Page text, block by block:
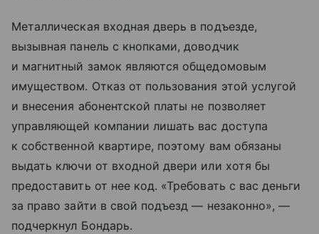
Металлическая входная дверь в подъезде,
вызывная панель с кнопками, доводчик
и магнитный замок являются общедомовым
имуществом. Отказ от пользования этой услугой
и внесения абонентской платы не позволяет
управляющей компании лишать вас доступа
к собственной квартире, поэтому вам обязаны
выдать ключи от входной двери или хотя бы
предоставить от нее код. «Требовать с вас деньги
за право зайти в свой подъезд — незаконно», —
подчеркнул Бондарь.